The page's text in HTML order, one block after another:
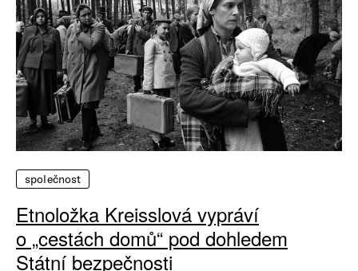
společnost
Etnoložka Kreisslová vypráví
o „cestách domů“ pod dohledem
Státní bezpečnosti